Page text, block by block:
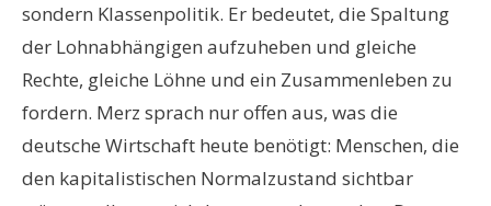
sondern Klassenpolitik. Er bedeutet, die Spaltung
der Lohnabhängigen aufzuheben und gleiche
Rechte, gleiche Löhne und ein Zusammenleben zu
fordern. Merz sprach nur offen aus, was die
deutsche Wirtschaft heute benötigt: Menschen, die
den kapitalistischen Normalzustand sichtbar